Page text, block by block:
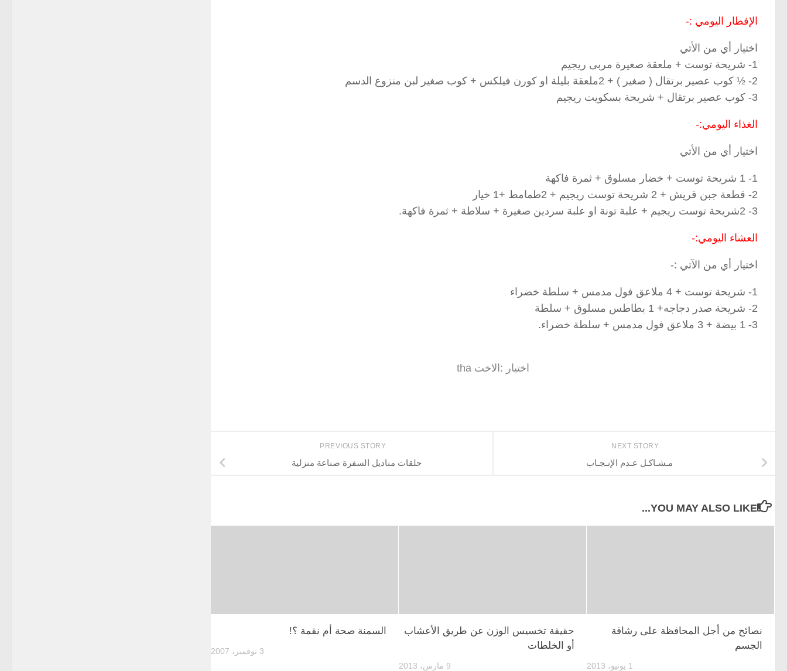
الإفطار اليومي :-
اختيار أي من الأتي
1- شريحة توست + ملعقة صغيرة مربى ريجيم
2- ½ كوب عصير برتقال ( صغير ) + 2ملعقة بليلة او كورن فيلكس + كوب صغير لبن منزوع الدسم
3- كوب عصير برتقال + شريحة بسكويت ريجيم
الغذاء اليومي:-
اختيار أي من الأتي
1- 1 شريحة توست + خضار مسلوق + ثمرة فاكهة
2- قطعة جبن قريش + 2 شريحة توست ريجيم + 2طمامط +1 خيار
3- 2شريحة توست ريجيم + علبة تونة او علبة سردين صغيرة + سلاطة + ثمرة فاكهة.
العشاء اليومي:-
اختيار أي من الآتي :-
1- شريحة توست + 4 ملاعق فول مدمس + سلطة خضراء
2- شريحة صدر دجاجه+ 1 بطاطس مسلوق + سلطة
3- 1 بيضة + 3 ملاعق فول مدمس + سلطة خضراء.
اختيار :الاخت tha
NEXT STORY
مـشـاكـل عـدم الإنـجـاب
PREVIOUS STORY
حلقات مناديل السفرة صناعة منزلية
YOU MAY ALSO LIKE...
السمنة صحة أم نقمة ؟!
3 نوفمبر، 2007
حقيقة تخسيس الوزن عن طريق الأعشاب
أو الخلطات
9 مارس، 2013
نصائح من أجل المحافظة على رشاقة
الجسم
1 يونيو، 2013